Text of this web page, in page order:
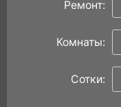
Ремонт:
Комнаты:
Сотки: